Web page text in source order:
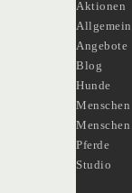
Aktionen
Allgemein
Angebote
Blog
Hunde
Menschen
Pferde
Studio